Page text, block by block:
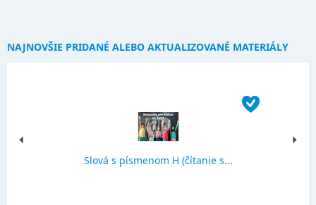
NAJNOVŠIE PRIDANÉ ALEBO AKTUALIZOVANÉ MATERIÁLY
Slová s písmenom H (čítanie s...